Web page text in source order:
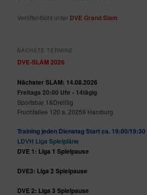
Veröffentlicht unter DVE Grand Slam
NÄCHSTE TERMINE
DVE-SLAM 2026
Nächster SLAM: 14.08.2026
Freitags 20:00 Uhr - 14tägig
Sportsbar 1&Dreißig
Fruchtallee 120 a, 20259 Hamburg
Training jeden Dienstag Start ca. 19:00/19:30
LDVH Liga Spielpläne
DVE 1: Liga 1 Spielpause
DVE3: Liga 2 Spielpause
DVE 2: Liga 3 Spielpause